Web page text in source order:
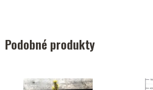
Podobné produkty